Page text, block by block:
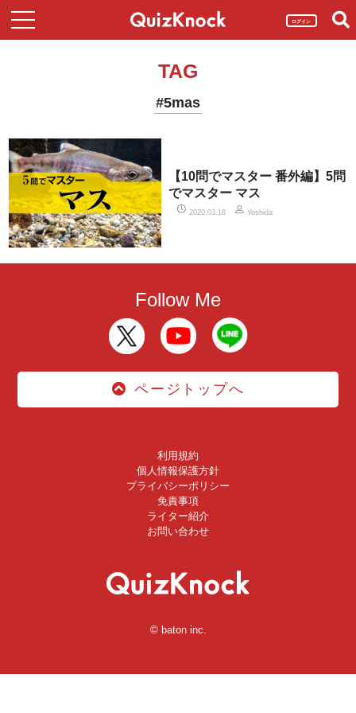
ログイン
TAG
#5mas
【10問でマスター 番外編】5問
でマスター マス
2020.03.18 Yoshida
Follow Me
ページトップへ
利用規約
個人情報保護方針
プライバシーポリシー
免責事項
ライター紹介
お問い合わせ
© baton inc.